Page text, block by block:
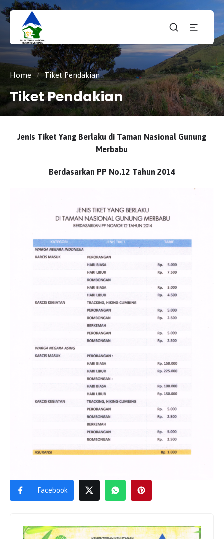
Taman
Nasiona
Gunung
Merbabu
tnmerbabu,
tngunungmerbabu,
tamannasional,
gunungmerbabu,
Home / Tiket Pendakian
Tiket Pendakian
Jenis Tiket Yang Berlaku di Taman Nasional Gunung
Merbabu
Berdasarkan PP No.12 Tahun 2014
Facebook